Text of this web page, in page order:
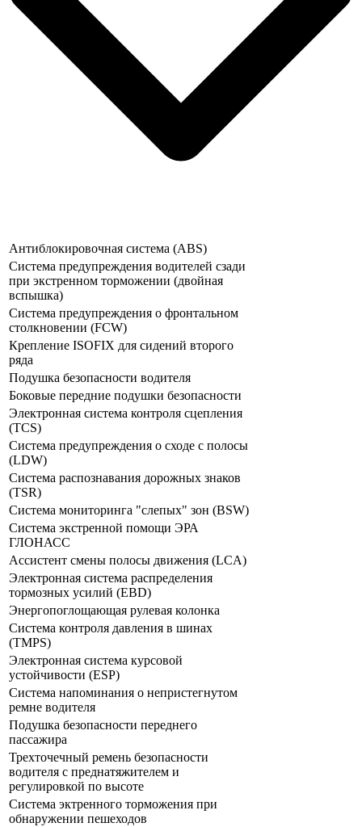
Антиблокировочная система (ABS)
Система предупреждения водителей сзади
при экстренном торможении (двойная
вспышка)
Система предупреждения о фронтальном
столкновении (FCW)
Крепление ISOFIX для сидений второго
ряда
Подушка безопасности водителя
Боковые передние подушки безопасности
Электронная система контроля сцепления
(TCS)
Система предупреждения о сходе с полосы
(LDW)
Система распознавания дорожных знаков
(TSR)
Система мониторинга "слепых" зон (BSW)
Система экстренной помощи ЭРА
ГЛОНАСС
Ассистент смены полосы движения (LCA)
Электронная система распределения
тормозных усилий (EBD)
Энергопоглощающая рулевая колонка
Система контроля давления в шинах
(TMPS)
Электронная система курсовой
устойчивости (ESP)
Система напоминания о непристегнутом
ремне водителя
Подушка безопасности переднего
пассажира
Трехточечный ремень безопасности
водителя с преднатяжителем и
регулировкой по высоте
Система эктренного торможения при
обнаружении пешеходов